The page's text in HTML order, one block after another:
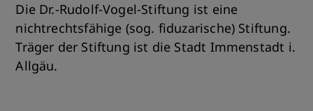
Die Dr.-Rudolf-Vogel-Stiftung ist eine
nichtrechtsfähige (sog. fiduzarische) Stiftung.
Träger der Stiftung ist die Stadt Immenstadt i.
Allgäu.